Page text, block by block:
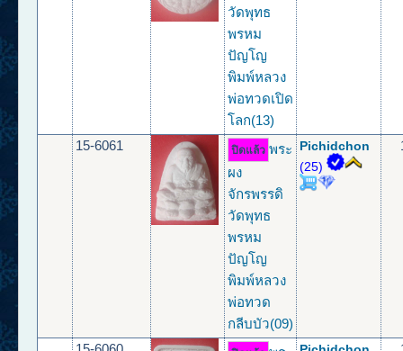
วัดพุทธ
พรหม
ปัญโญ
พิมพ์หลวง
พ่อทวดเปิด
โลก(13)
15-6061 ปิดแล้ว พระ
ผง
จักรพรรดิ
วัดพุทธ
พรหม
ปัญโญ
พิมพ์หลวง
พ่อทวด
กลีบบัว(09)
Pichidchon
(25)